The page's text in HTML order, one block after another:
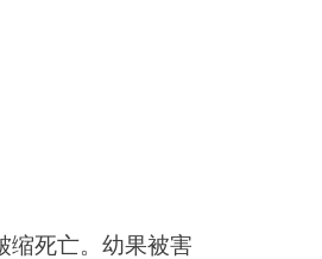
缩死亡。幼果被害